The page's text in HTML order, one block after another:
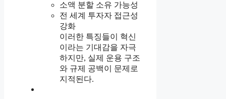
소액 분할 소유 가능성
전 세계 투자자 접근성
강화
이러한 특징들이 혁신
이라는 기대감을 자극
하지만, 실제 운용 구조
와 규제 공백이 문제로
지적된다.